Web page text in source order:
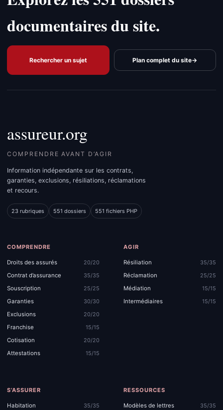
documentaires du site.
Rechercher un sujet Plan complet du site→
assureur.org
COMPRENDRE AVANT D’AGIR
Information indépendante sur les contrats,
garanties, exclusions, résiliations, réclamations
et recours.
23 rubriques 551 dossiers 551 fichiers PHP
COMPRENDRE
Droits des assurés
20/20
Contrat d’assurance
35/35
Souscription
25/25
Garanties
30/30
Exclusions
20/20
Franchise
15/15
Cotisation
20/20
Attestations
15/15
AGIR
Résiliation
35/35
Réclamation
25/25
Médiation
15/15
Intermédiaires
15/15
S’ASSURER
Habitation 35/35
RESSOURCES
Modèles de lettres 35/35